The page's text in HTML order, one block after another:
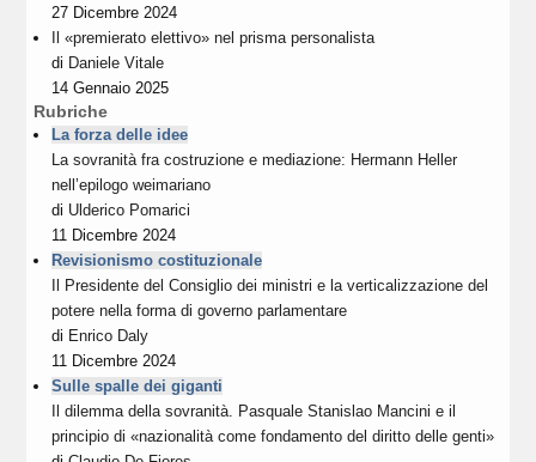
27 Dicembre 2024
Il «premierato elettivo» nel prisma personalista
di Daniele Vitale
14 Gennaio 2025
Rubriche
La forza delle idee
La sovranità fra costruzione e mediazione: Hermann Heller
nell’epilogo weimariano
di Ulderico Pomarici
11 Dicembre 2024
Revisionismo costituzionale
Il Presidente del Consiglio dei ministri e la verticalizzazione del
potere nella forma di governo parlamentare
di Enrico Daly
11 Dicembre 2024
Sulle spalle dei giganti
Il dilemma della sovranità. Pasquale Stanislao Mancini e il
principio di «nazionalità come fondamento del diritto delle genti»